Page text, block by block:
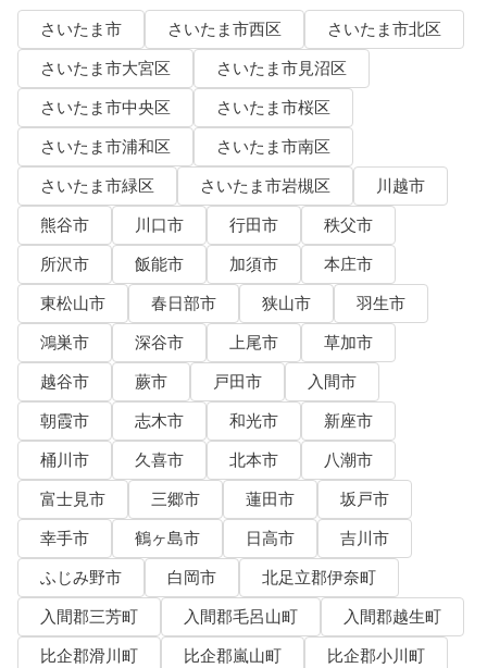
さいたま市 さいたま市西区
さいたま市北区
さいたま市大宮区
さいたま市見沼区
さいたま市中央区
さいたま市桜区
さいたま市浦和区
さいたま市南区
さいたま市緑区
さいたま市岩槻区
川越市
熊谷市
川口市 行田市
秩父市
所沢市
飯能市 加須市
本庄市
東松山市
春日部市 狭山市
羽生市
鴻巣市
深谷市 上尾市
草加市
越谷市
蕨市 戸田市
入間市
朝霞市
志木市 和光市
新座市
桶川市
久喜市 北本市
八潮市
富士見市
三郷市 蓮田市
坂戸市
幸手市
鶴ヶ島市 日高市
吉川市
ふじみ野市
白岡市
北足立郡伊奈町
入間郡三芳町
入間郡毛呂山町
入間郡越生町
比企郡滑川町
比企郡嵐山町
比企郡小川町